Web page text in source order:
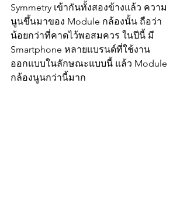
Symmetry เข้ากันทั้งสองข้างแล้ว ความ
นูนขึ้นมาของ Module กล้องนั้น ถือว่า
น้อยกว่าที่คาดไว้พอสมควร ในปีนี้ มี
Smartphone หลายแบรนด์ที่ใช้งาน
ออกแบบในลักษณะแบบนี้ แล้ว Module
กล้องนูนกว่านี้มาก